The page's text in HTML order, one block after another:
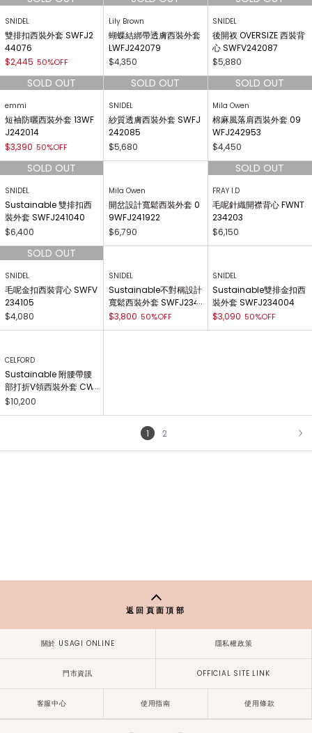
SNIDEL
雙排扣西裝外套 SWFJ2
44076
$2,445 50%OFF
Lily Brown
蝴蝶結綁帶透膚西裝外套
LWFJ242079
$4,350
SNIDEL
後開衩 OVERSIZE 西裝背
心 SWFV242087
$5,880
emmi
短袖防曬西裝外套 13WF
J242014
$3,390 50%OFF
SNIDEL
紗質透膚西裝外套 SWFJ
242085
$5,680
Mila Owen
棉麻風落肩西裝外套 09
WFJ242953
$4,450
SNIDEL
Sustainable 雙排扣西
裝外套 SWFJ241040
$6,400
Mila Owen
開岔設計寬鬆西裝外套 0
9WFJ241922
$6,790
FRAY I.D
毛呢針織開襟背心 FWNT
234203
$6,150
SNIDEL
毛呢金扣西裝背心 SWFV
234105
$4,080
SNIDEL
Sustainable不對稱設計
寬鬆西裝外套 SWFJ234
091
$3,800 50%OFF
SNIDEL
Sustainable雙排金扣西
裝外套 SWFJ234004
$3,090 50%OFF
CELFORD
Sustainable 附腰帶腰
部打折V領西裝外套 CW
FJ234051
$10,200
1
2
返回頁面頂部
關於 USAGI ONLINE 隱私權政策
門市資訊 OFFICIAL SITE LINK
客服中心 使用指南 使用條款